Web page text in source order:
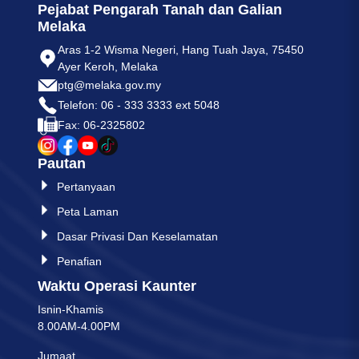
Pejabat Pengarah Tanah dan Galian
Melaka
Aras 1-2 Wisma Negeri, Hang Tuah Jaya, 75450
Ayer Keroh, Melaka
ptg@melaka.gov.my
Telefon: 06 - 333 3333 ext 5048
Fax: 06-2325802
Pautan
Pertanyaan
Peta Laman
Dasar Privasi Dan Keselamatan
Penafian
Waktu Operasi Kaunter
Isnin-Khamis
8.00AM-4.00PM
Jumaat